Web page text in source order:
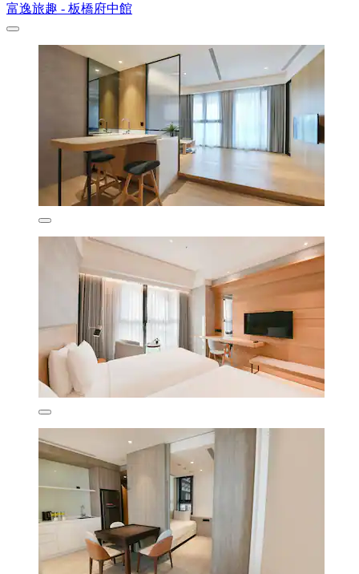
富逸旅趣 - 板橋府中館